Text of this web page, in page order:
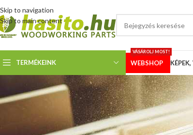
Skip to navigation
Skip to main content
TERMÉKEINK WEBSHOP
VÁSÁROLJ MOST!